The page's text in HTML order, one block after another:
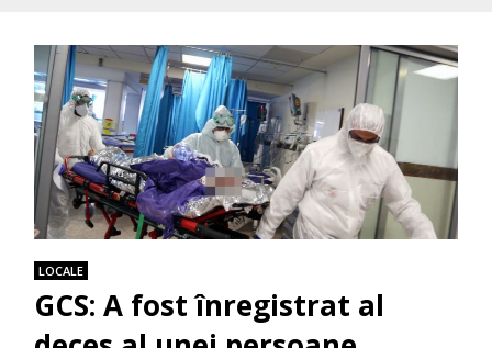
LOCALE
GCS: A fost înregistrat al